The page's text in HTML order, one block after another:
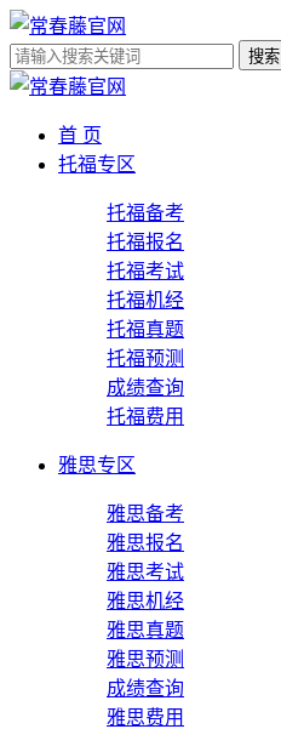
搜索
首 页
托福专区
托福备考
托福报名
托福考试
托福机经
托福真题
托福预测
成绩查询
托福费用
雅思专区
雅思备考
雅思报名
雅思考试
雅思机经
雅思真题
雅思预测
成绩查询
雅思费用